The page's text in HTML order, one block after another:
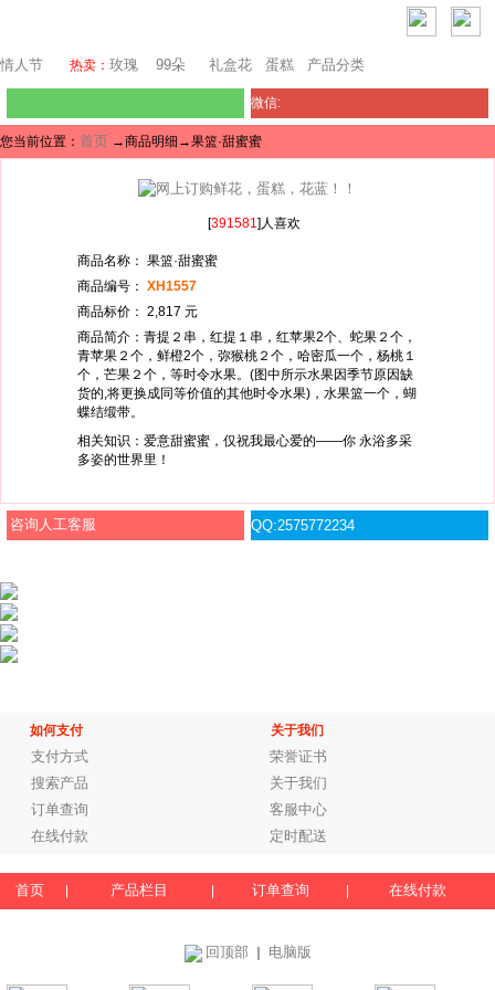
情人节 热卖： 玫瑰 99朵 礼盒花 蛋糕 产品分类
微信:
您当前位置： 首页 →商品明细→果篮·甜蜜蜜
[391581]人喜欢
商品名称： 果篮·甜蜜蜜
商品编号： XH1557
商品标价： 2,817 元
商品简介：青提２串，红提１串，红苹果2个、蛇果２个，
青苹果２个，鲜橙2个，弥猴桃２个，哈密瓜一个，杨桃１
个，芒果２个，等时令水果。(图中所示水果因季节原因缺
货的,将更换成同等价值的其他时令水果)，水果篮一个，蝴
蝶结缎带。
相关知识：爱意甜蜜蜜，仅祝我最心爱的——你 永浴多采
多姿的世界里！
咨询人工客服 QQ:2575772234
如何支付 关于我们
支付方式
荣誉证书
搜索产品
关于我们
订单查询
客服中心
在线付款
定时配送
首页 产品栏目 订单查询 在线付款
回顶部 电脑版